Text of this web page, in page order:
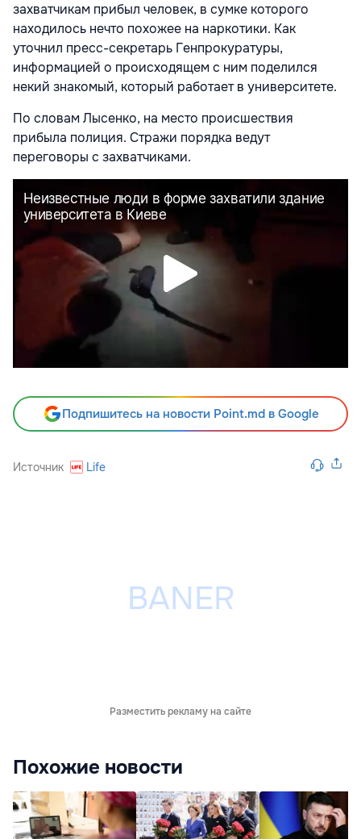
захватчикам прибыл человек, в сумке которого
находилось нечто похожее на наркотики. Как
уточнил пресс-секретарь Генпрокуратуры,
информацией о происходящем с ним поделился
некий знакомый, который работает в университете.
По словам Лысенко, на место происшествия
прибыла полиция. Стражи порядка ведут
переговоры с захватчиками.
Подпишитесь на новости Point.md в Google
Источник Life
Разместить рекламу на сайте
Похожие новости